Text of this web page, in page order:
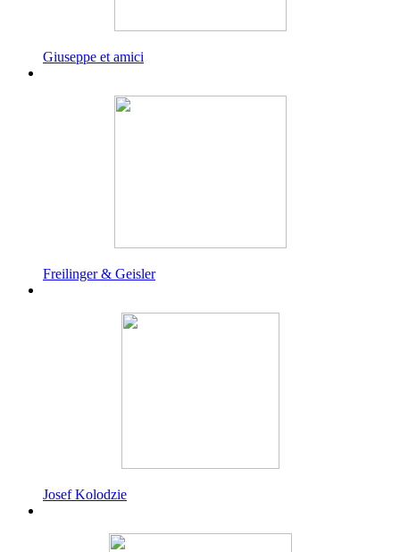
Giuseppe et amici
Freilinger & Geisler
Josef Kolodzie